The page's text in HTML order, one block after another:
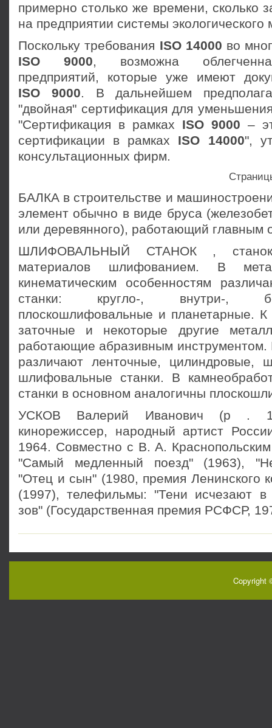
примерно столько же времени, сколько
на предприятии системы
Поскольку требования ISO 14000 во
ISO 9000, возможна
предприятий, которые уже имеют
ISO 9000. В дальнейшем
"двойная" сертификация для
"Сертификация в рамках ISO 9000 –
сертификации в рамках ISO 14000",
консультационных фирм.
БАЛКА в строительстве и
элемент обычно в виде бруса
или деревянного), работающий главным
ШЛИФОВАЛЬНЫЙ СТАНОК , станок
материалов шлифованием. В
кинематическим особенностям
станки: кругло-, внутри-,
плоскошлифовальные и планетарные. К
заточные и некоторые другие
работающие абразивным инструментом.
различают ленточные, цилиндровые,
шлифовальные станки. В
станки в основном аналогичны
УСКОВ Валерий Иванович (р .
кинорежиссер, народный артист
1964. Совместно с В. А.
"Самый медленный поезд" (1963),
"Отец и сын" (1980, премия Ленинского
(1997), телефильмы: "Тени исчезают в
зов" (Государственная премия РСФСР,
Copyright